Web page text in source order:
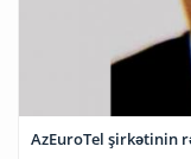
AzEuroTel şirkətinin